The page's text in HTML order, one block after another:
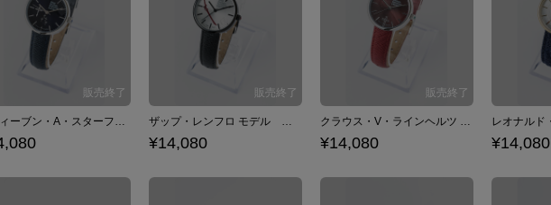
スティーブン・A・スターフェイズ モデル 腕時計 リストウォッチ 血界戦線 & BEYOND ザップ・レンフロ モデル 腕時計 リストウォッチ 血界戦線 & BEYOND
¥14,080
クラウス・V・ラインヘルツ モデル 腕時計 リストウォッチ 血界戦線 & BEYOND
¥14,080 ¥14,080